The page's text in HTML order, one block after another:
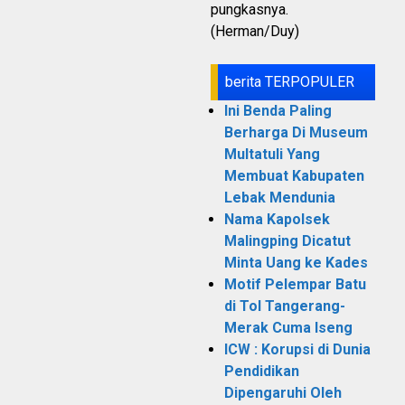
pungkasnya.
(Herman/Duy)
berita TERPOPULER
Ini Benda Paling
Berharga Di Museum
Multatuli Yang
Membuat Kabupaten
Lebak Mendunia
Nama Kapolsek
Malingping Dicatut
Minta Uang ke Kades
Motif Pelempar Batu
di Tol Tangerang-
Merak Cuma Iseng
ICW : Korupsi di Dunia
Pendidikan
Dipengaruhi Oleh